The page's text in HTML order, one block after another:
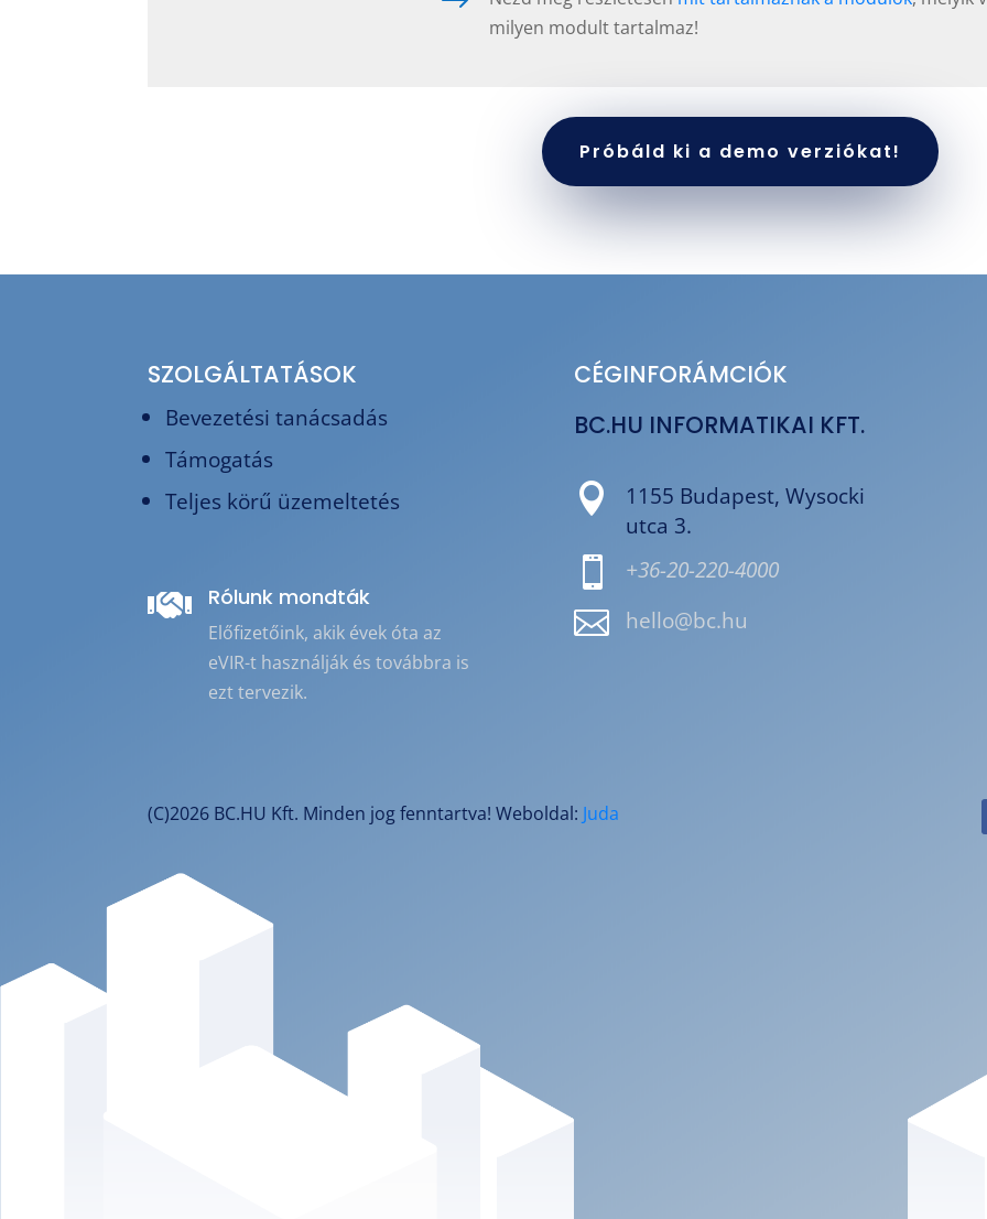
milyen modult tartalmaz!
Próbáld ki a demo verziókat!
SZOLGÁLTATÁSOK
Bevezetési tanácsadás
Támogatás
Teljes körű üzemeltetés
 Rólunk mondták
Előfizetőink, akik évek óta az
eVIR-t használják és továbbra is
ezt tervezik.
CÉGINFORÁMCIÓK
BC.HU INFORMATIKAI KFT.

1155 Budapest, Wysocki
utca 3.
 +36-20-220-4000
 hello@bc.hu
(C)2026 BC.HU Kft. Minden jog fenntartva! Weboldal: Juda